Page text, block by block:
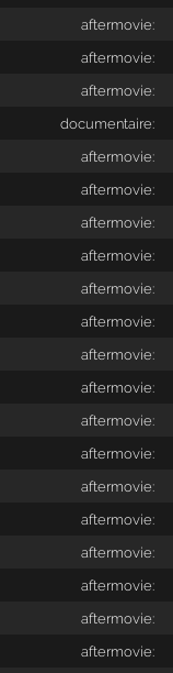
aftermovie:
aftermovie:
aftermovie:
documentaire:
aftermovie:
aftermovie:
aftermovie:
aftermovie:
aftermovie:
aftermovie:
aftermovie:
aftermovie:
aftermovie:
aftermovie:
aftermovie:
aftermovie:
aftermovie:
aftermovie:
aftermovie:
aftermovie: